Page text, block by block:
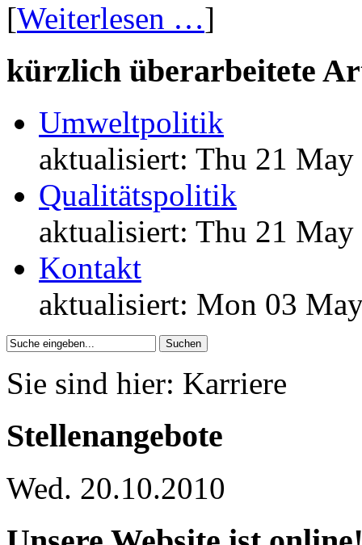
[Weiterlesen …]
kürzlich überarbeitete
Umweltpolitik
aktualisiert: Thu 21
Qualitätspolitik
aktualisiert: Thu 21
Kontakt
aktualisiert: Mon 03
Suchen
Sie sind hier: Karriere
Stellenangebote
Wed. 20.10.2010